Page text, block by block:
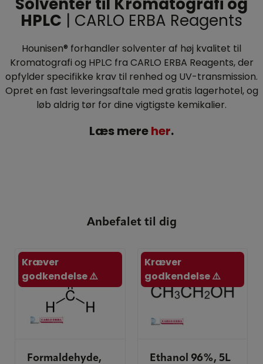
Solventer til Kromatografi og
HPLC | CARLO ERBA Reagents
Hounisen® forhandler solventer af høj kvalitet til
Kromatografi og HPLC fra CARLO ERBA Reagents, der
opfylder specifikke krav til renhed og UV-transmission.
Opret en fast leveringsaftale med gratis lagerhotel, og
løb aldrig tør for dine vigtigste kemikalier.
Læs mereher.
Anbefalet til dig
Kræver
godkendelse ⚠️
Formaldehyde,
Kræver
godkendelse ⚠️
Ethanol 96%, 5L